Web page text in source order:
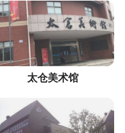
太仓美术馆